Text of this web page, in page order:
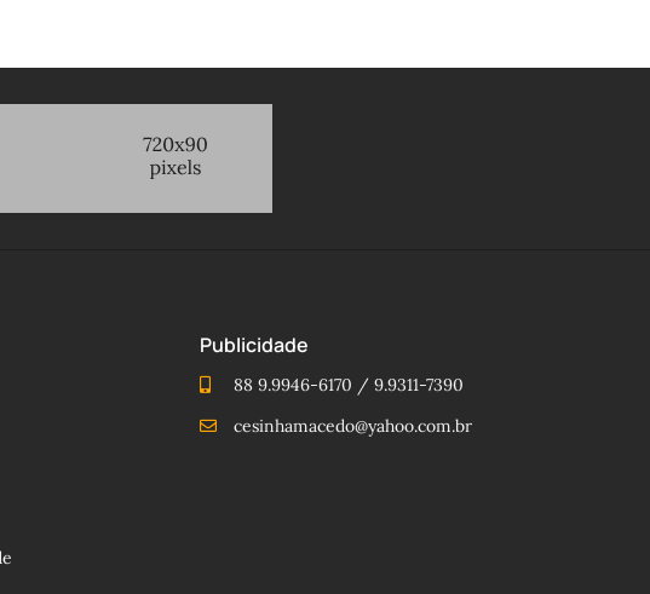
Publicidade
88 9.9946-6170 / 9.9311-7390
cesinhamacedo@yahoo.com.br